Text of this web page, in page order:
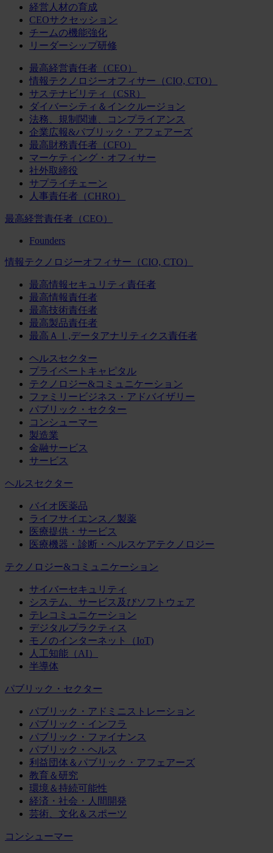
経営人材の育成
CEOサクセッション
チームの機能強化
リーダーシップ研修
最高経営責任者（CEO）
情報テクノロジーオフィサー（CIO, CTO）
サステナビリティ（CSR）
ダイバーシティ＆インクルージョン
法務、規制関連、コンプライアンス
企業広報&パブリック・アフェアーズ
最高財務責任者（CFO）
マーケティング・オフィサー
社外取締役
サプライチェーン
人事責任者（CHRO）
最高経営責任者（CEO）
Founders
情報テクノロジーオフィサー（CIO, CTO）
最高情報セキュリティ責任者
最高情報責任者
最高技術責任者
最高製品責任者
最高ＡＩ,データアナリティクス責任者
ヘルスセクター
プライベートキャピタル
テクノロジー&コミュニケーション
ファミリービジネス・アドバイザリー
パブリック・セクター
コンシューマー
製造業
金融サービス
サービス
ヘルスセクター
バイオ医薬品
ライフサイエンス／製薬
医療提供・サービス
医療機器・診断・ヘルスケアテクノロジー
テクノロジー&コミュニケーション
サイバーセキュリティ
システム、サービス及びソフトウェア
テレコミュニケーション
デジタルプラクティス
モノのインターネット（IoT)
人工知能（AI）
半導体
パブリック・セクター
パブリック・アドミニストレーション
パブリック・インフラ
パブリック・ファイナンス
パブリック・ヘルス
利益団体＆パブリック・アフェアーズ
教育＆研究
環境＆持続可能性
経済・社会・人間開発
芸術、文化＆スポーツ
コンシューマー